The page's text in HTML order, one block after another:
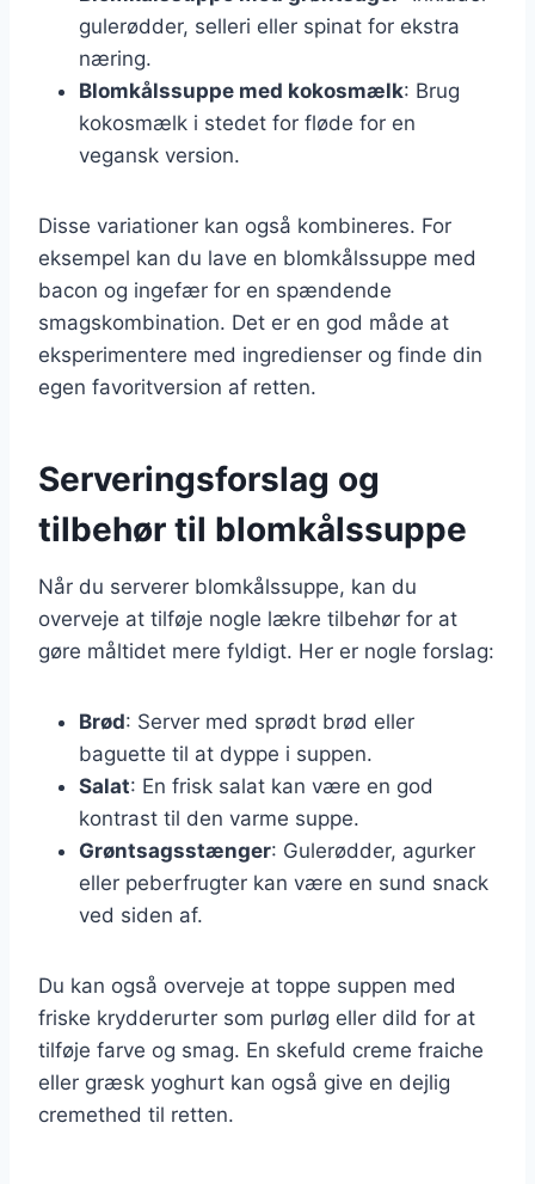
gulerødder, selleri eller spinat for ekstra
næring.
Blomkålssuppe med kokosmælk: Brug
kokosmælk i stedet for fløde for en
vegansk version.
Disse variationer kan også kombineres. For
eksempel kan du lave en blomkålssuppe med
bacon og ingefær for en spændende
smagskombination. Det er en god måde at
eksperimentere med ingredienser og finde din
egen favoritversion af retten.
Serveringsforslag og
tilbehør til blomkålssuppe
Når du serverer blomkålssuppe, kan du
overveje at tilføje nogle lækre tilbehør for at
gøre måltidet mere fyldigt. Her er nogle forslag:
Brød: Server med sprødt brød eller
baguette til at dyppe i suppen.
Salat: En frisk salat kan være en god
kontrast til den varme suppe.
Grøntsagsstænger: Gulerødder, agurker
eller peberfrugter kan være en sund snack
ved siden af.
Du kan også overveje at toppe suppen med
friske krydderurter som purløg eller dild for at
tilføje farve og smag. En skefuld creme fraiche
eller græsk yoghurt kan også give en dejlig
cremethed til retten.